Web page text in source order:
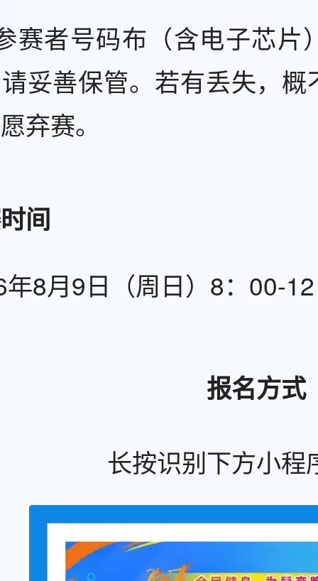
赛者号码布（含电子芯片
妥善保管。若有丢失，
弃赛。
间
8月9日（周日）8：00-
报名方式
长按识别下方小程